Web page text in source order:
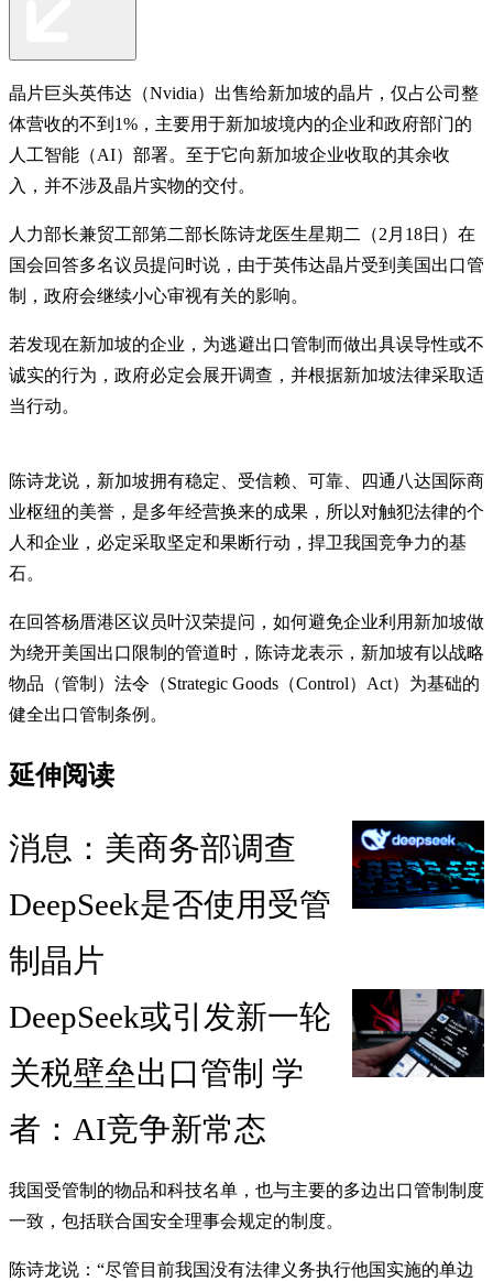
晶片巨头英伟达（Nvidia）出售给新加坡的晶片，仅占公司整
体营收的不到1%，主要用于新加坡境内的企业和政府部门的
人工智能（AI）部署。至于它向新加坡企业收取的其余收
入，并不涉及晶片实物的交付。
人力部长兼贸工部第二部长陈诗龙医生星期二（2月18日）在
国会回答多名议员提问时说，由于英伟达晶片受到美国出口管
制，政府会继续小心审视有关的影响。
若发现在新加坡的企业，为逃避出口管制而做出具误导性或不
诚实的行为，政府必定会展开调查，并根据新加坡法律采取适
当行动。
陈诗龙说，新加坡拥有稳定、受信赖、可靠、四通八达国际商
业枢纽的美誉，是多年经营换来的成果，所以对触犯法律的个
人和企业，必定采取坚定和果断行动，捍卫我国竞争力的基
石。
在回答杨厝港区议员叶汉荣提问，如何避免企业利用新加坡做
为绕开美国出口限制的管道时，陈诗龙表示，新加坡有以战略
物品（管制）法令（Strategic Goods（Control）Act）为基础的
健全出口管制条例。
延伸阅读
消息：美商务部调查
DeepSeek是否使用受管
制晶片
DeepSeek或引发新一轮
关税壁垒出口管制 学
者：AI竞争新常态
我国受管制的物品和科技名单，也与主要的多边出口管制制度
一致，包括联合国安全理事会规定的制度。
陈诗龙说：“尽管目前我国没有法律义务执行他国实施的单边